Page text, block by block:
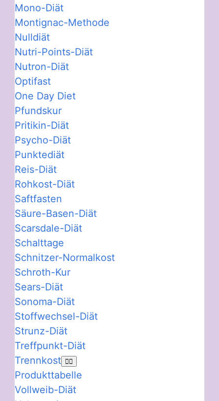
Mono-Diät
Montignac-Methode
Nulldiät
Nutri-Points-Diät
Nutron-Diät
Optifast
One Day Diet
Pfundskur
Pritikin-Diät
Psycho-Diät
Punktediät
Reis-Diät
Rohkost-Diät
Saftfasten
Säure-Basen-Diät
Scarsdale-Diät
Schalttage
Schnitzer-Normalkost
Schroth-Kur
Sears-Diät
Sonoma-Diät
Stoffwechsel-Diät
Strunz-Diät
Treffpunkt-Diät
Trennkost
Produkttabelle
Vollweib-Diät